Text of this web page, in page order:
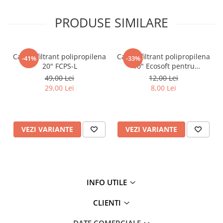
Valve si Automatizari
Tub quartz
Rezervoare
Medii de filtrare
Contoare si debitmetre
PRODUSE SIMILARE
-41%
Cartus filtrant polipropilena
20" FCPS-L
49,00 Lei
29,00 Lei
VEZI VARIANTE
-33%
Cartus filtrant polipropilena
10" Ecosoft pentru
eliminarea sedimentelor
12,00 Lei
8,00 Lei
VEZI VARIANTE
INFO UTILE
CLIENTI